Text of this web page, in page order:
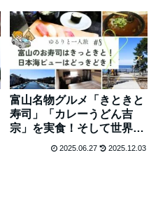
富山名物グルメ「きときと
寿司」「カレーうどん吉
宗」を実食！そして世界で
最も美しい湾がなぜか日本
2025.06.27 2025.12.03